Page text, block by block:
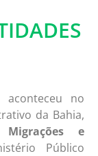
aconteceu no
da Bahia,
e
Público